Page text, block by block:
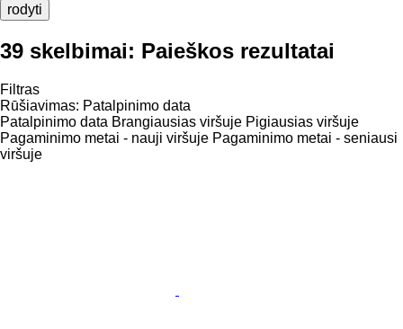
rodyti
39 skelbimai: Paieškos rezultatai
Filtras
Rūšiavimas: Patalpinimo data
Patalpinimo data Brangiausias viršuje Pigiausias viršuje
Pagaminimo metai - nauji viršuje Pagaminimo metai - seniausi
viršuje